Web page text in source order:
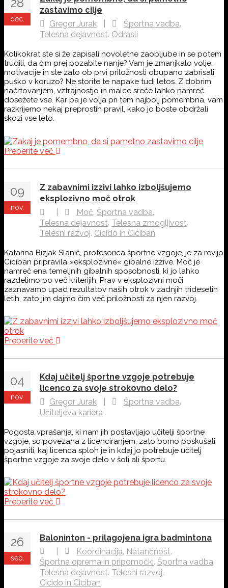
dec.
zastavimo cilje
Gregor Jurak
Športna vadba,
Telesna dejavnost, Odrasli
Kolikokrat ste si že zapisali novoletne zaobljube in se potem
trudili, da čim prej pozabite nanje? Vam je zmanjkalo volje,
motivacije in ste zato ob prvi priložnosti obupano zabrisali
puško v koruzo? Ne storite te napake tudi letos. Z dobrim
načrtovanjem, vztrajnostjo in malce sreče lahko namreč
dosežete vse. Kar pa je volja pri tem najbolj pomembna, vam
razkrijemo nekaj preprostih pravil, kako jo boste obdržali
skozi vse leto.
Preberite več
09
nov.
Z zabavnimi izzivi lahko izboljšujemo
eksplozivno moč otrok
Moč, Športna vadba,
Telesna dejavnost, Telesna zmogljivost,
Telesni razvoj Cicido in Ciciban
Katarina Bizjak Slanič, profesorica športne vzgoje, je za revijo
Ciciban pripravila »eksplozivne« gibalne izzive. Moč je
namreč ena temeljnih gibalnih sposobnosti, ki jo lahko
razdelimo po več kriterijih. Prav v eksplozivni moči
zaznavamo upad rezultatov naših otrok v zadnjih tridesetih
letih, zato jim dajmo čim več priložnosti za njen razvoj.
Preberite več
04
nov.
Kdaj učitelj športne vzgoje potrebuje
licenco za svoje strokovno delo?
Gregor Jurak
Športna vadba,
Učiteljeva kariera
Pogosta vprašanja, ki nam jih postavljajo učitelji športne
vzgoje, so povezana z licenciranjem, zato bomo poskušali
pojasniti, kaj licenca sploh je in kdaj jo potrebuje učitelj
športne vzgoje za svoje delo v šoli ali športu.
Preberite več
26
sep.
Baloninton - prilagojena igra badmintona
Koordinacija Natančnost
Športna oprema in pripomočki, Športna vadba,
Telesna dejavnost, Telesni razvoj,
Cicido in Ciciban